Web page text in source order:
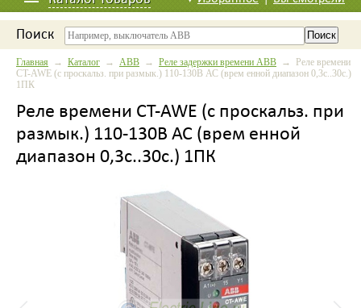
Поиск
Главная → Каталог → ABB → Реле задержки времени ABB → Реле времени
CT-AWE (с проскальз. при размык.) 110-130В АС (врем енной диапазон 0,3с..30с.)
1ПК
Реле времени CT-AWE (с проскальз. при
размык.) 110-130В АС (врем енной
диапазон 0,3с..30с.) 1ПК